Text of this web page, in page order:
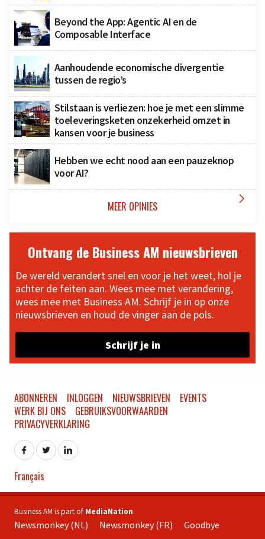
Beyond the App: Agentic AI en de
Composable Interface
Aanhoudende economische divergentie
tussen de regio’s
Stilstaan is verliezen: hoe je met een slimme
toeleveringsketen onzekerheid omzet in
kansen voor je business
Hebben we echt nood aan een pauzeknop
voor AI?
MEER OPINIES 
Ontvang de Business AM nieuwsbrieven
De wereld verandert snel en voor je het weet, hol je
achter de feiten aan. Wees mee met verandering,
wees mee met Business AM. Schrijf je in op onze
nieuwsbrieven en houd de vinger aan de pols.
Schrijf je in
ABONNEREN INLOGGEN NIEUWSBRIEVEN
EVENTS
WERK BIJ ONS
GEBRUIKSVOORWAARDEN
PRIVACYVERKLARING
Français
Business AM is part of MediaNation
Newsmonkey (NL) Newsmonkey (FR) Goodbye